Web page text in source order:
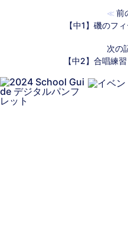
≪ 前
【中1】磯のフ
次の
【中2】合唱練